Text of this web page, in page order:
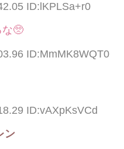
ID:lKPLSa+r0
な🥺
ID:MmMK8WQT0
ID:vAXpKsVCd
ン